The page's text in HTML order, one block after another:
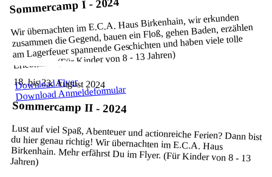
Sommercamp I - 2024
Wir übernachten im E.C.A. Haus Birkenhain, wir erkunden
zusammen die Gegend, bauen ein Floß, gehen Baden, erzählen
am Lagerfeuer spannende Geschichten und haben viele tolle
Erlebnisse. (Für Kinder von 8 - 13 Jahren)
Download Flyer
Download Anmeldeformular
18. bis 23. August 2024
Sommercamp II - 2024
Lust auf viel Spaß, Abenteuer und actionreiche Ferien? Dann bist
du hier genau richtig! Wir übernachten im E.C.A. Haus
Birkenhain. Mehr erfährst Du im Flyer. (Für Kinder von 8 - 13
Jahren)